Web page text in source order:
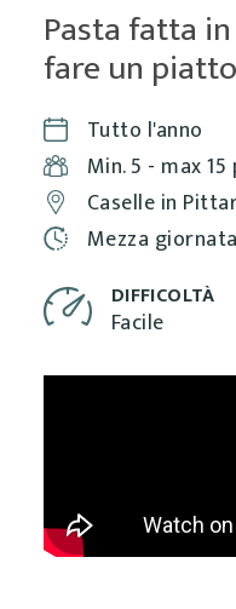
Pasta fatta
fare un
Tutto l'anno
Min. 5 - max
Caselle in
Mezza giornata
DIFFICOLTÀ
Facile